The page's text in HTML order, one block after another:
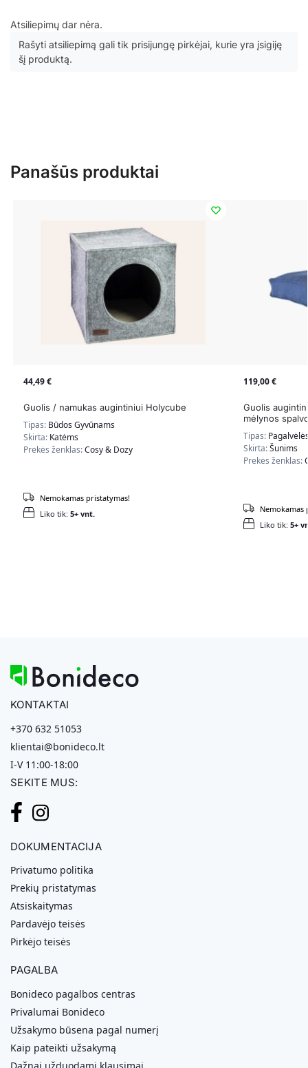
Atsiliepimų dar nėra.
Rašyti atsiliepimą gali tik prisijungę pirkėjai, kurie yra įsigiję
šį produktą.
Panašūs produktai
44,49€
Guolis / namukas augintiniui Holycube
Tipas: Būdos Gyvūnams
Skirta: Katėms
Prekės ženklas:Cosy & Dozy
Liko tik: 5+ vnt.
Nemokamas pristatymas!
119,00€
Guolis
mėlynos
Tipas:
Skirta:Šunims
Prekės ženklas:
Liko tik: 5+
Nemokamas
KONTAKTAI
+370 632 51053
klientai@bonideco.lt
I-V 11:00-18:00
SEKITE MUS:
DOKUMENTACIJA
Privatumo politika
Prekių pristatymas
Atsiskaitymas
Pardavėjo teisės
Pirkėjo teisės
PAGALBA
Bonideco pagalbos centras
Privalumai Bonideco
Užsakymo būsena pagal numerį
Kaip pateikti užsakymą